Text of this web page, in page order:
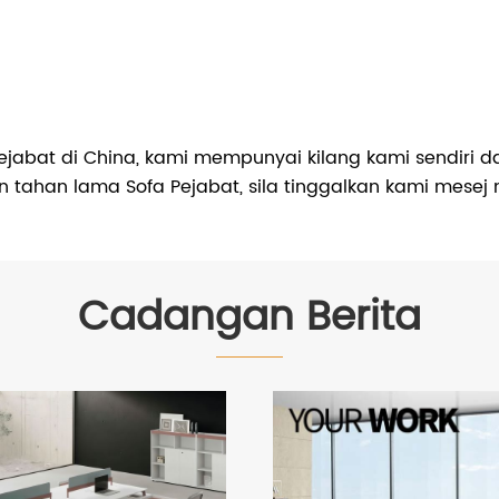
di China, kami mempunyai kilang kami sendiri
lama Sofa Pejabat, sila tinggalkan kami
Cadangan Berita